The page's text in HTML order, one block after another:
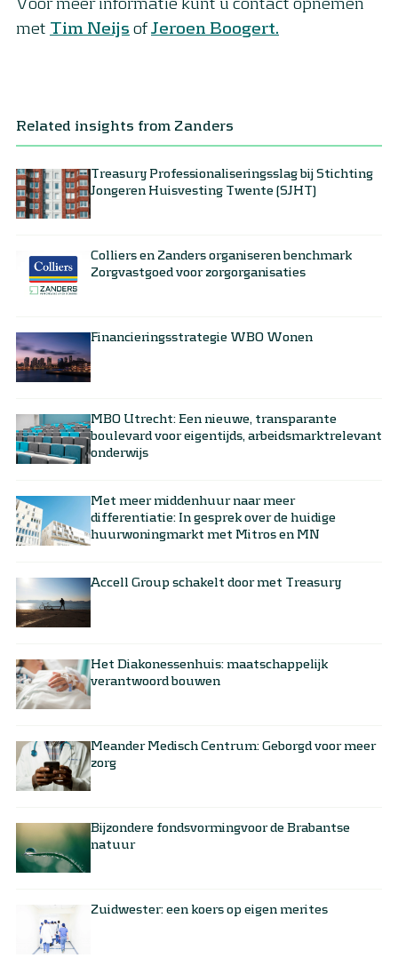
met Tim Neijs ofJeroen Boogert.
Related insights from Zanders
Treasury Professionaliseringsslag bij Stichting
Jongeren Huisvesting Twente (SJHT)
Colliers en Zanders organiseren benchmark
Zorgvastgoed voor zorgorganisaties
Financieringsstrategie WBO Wonen
MBO Utrecht: Een nieuwe, transparante
boulevard voor eigentijds, arbeidsmarktrelevant
onderwijs
Met meer middenhuur naar meer
differentiatie: In gesprek over de huidige
huurwoningmarkt met Mitros en MN
Accell Group schakelt door met Treasury
Het Diakonessenhuis: maatschappelijk
verantwoord bouwen
Meander Medisch Centrum: Geborgd voor meer
zorg
Bijzondere fondsvormingvoor de Brabantse
natuur
Zuidwester: een koers op eigen merites